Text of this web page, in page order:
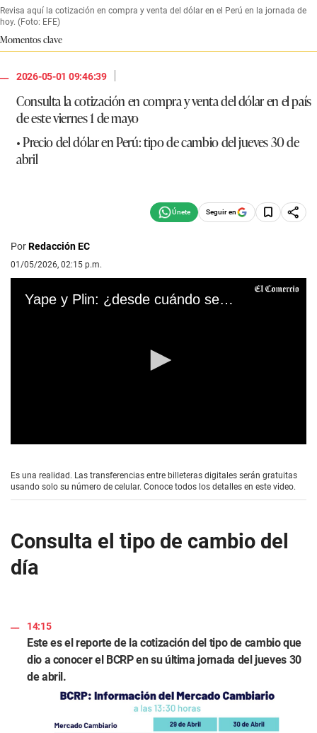
Revisa aquí la cotización en compra y venta del dólar en el Perú en la jornada de
hoy. (Foto: EFE)
Momentos clave
2026-05-01 09:46:39
|
Consulta la cotización en compra y venta deldólaren el país
de este viernes 1 de mayo
•Precio del dólar en Perú: tipo de cambio del jueves 30 de
abril
Seguir en
PorRedacción EC
01/05/2026, 02:15 p.m.
Yape y Plin: ¿desde cuándo se podrán hacer transferencias entre ambas billeteras?
e
c
o
1
m
e
Es una realidad. Las transferencias entre billeteras digitales serán gratuitas
usando solo su número de celular. Conoce todos los detalles en este video.
Consulta el tipo de cambio del
día
14:15
Este es el reporte de la cotización del tipo de cambio que
dio a conocer el BCRP en su última jornada del jueves 30
de abril.